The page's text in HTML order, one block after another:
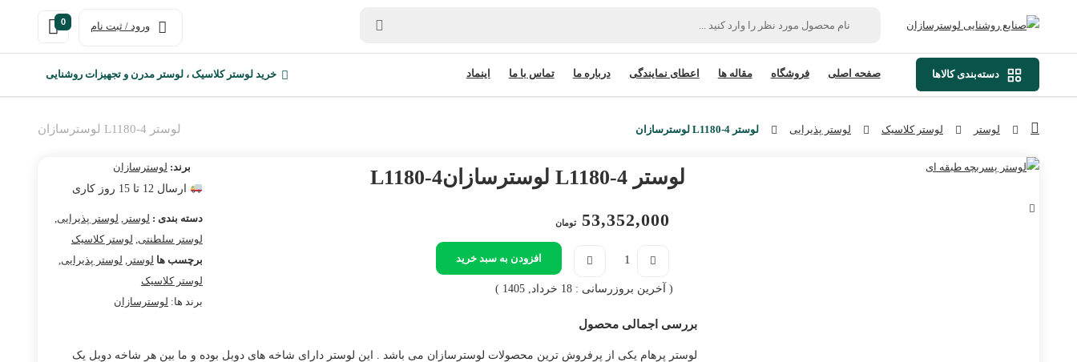
0 ورود / ثبت نام
دسته‌بندی کالاها صفحه اصلی فروشگاه مقاله ها اعطای نمایندگی درباره ما تماس با ما اینماد خرید لوستر کلاسیک ، لوستر مدرن و تجهیزات روشنایی
لوستر L1180-4 لوسترسازان لوستر لوستر کلاسیک لوستر پذیرایی لوستر L1180-4 لوسترسازان
لوستر L1180-4 لوسترسازان L1180-4
53,352,000 تومان
افزودن به سبد خرید
( آخرین بروزرسانی : 18 خرداد, 1405 )
برند: لوسترسازان
ارسال 12 تا 15 روز کاری
دسته بندی : لوستر لوستر پذیرایی
لوستر سلطنتی لوستر کلاسیک
برچسب ها لوستر لوستر پذیرایی
لوستر کلاسیک
برند ها: لوسترسازان
بررسی اجمالی محصول
لوستر پرهام یکی از پرفروش ترین محصولات لوسترسازان می باشد . این لوستر دارای شاخه های دوبل بوده و ما بین هر شاخه دوبل یک